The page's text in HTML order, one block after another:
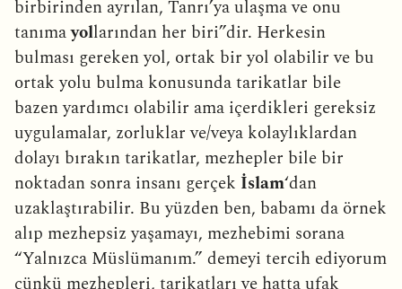
birbirinden ayrılan, Tanrı’ya ulaşma ve onu
tanımayollarından her biri”dir. Herkesin
bulması gereken yol, ortak bir yol olabilir ve bu
ortak yolu bulma konusunda tarikatlar bile
bazen yardımcı olabilir ama içerdikleri gereksiz
uygulamalar, zorluklar ve/veya kolaylıklardan
dolayı bırakın tarikatlar, mezhepler bile bir
noktadan sonra insanı gerçek İslam‘dan
uzaklaştırabilir. Bu yüzden ben, babamı da örnek
alıp mezhepsiz yaşamayı, mezhebimi sorana
“Yalnızca Müslümanım.” demeyi tercih ediyorum